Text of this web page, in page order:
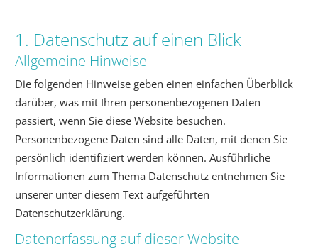
1. Datenschutz auf einen Blick
Allgemeine Hinweise
Die folgenden Hinweise geben einen einfachen Überblick
darüber, was mit Ihren personenbezogenen Daten
passiert, wenn Sie diese Website besuchen.
Personenbezogene Daten sind alle Daten, mit denen Sie
persönlich identifiziert werden können. Ausführliche
Informationen zum Thema Datenschutz entnehmen Sie
unserer unter diesem Text aufgeführten
Datenschutzerklärung.
Datenerfassung auf dieser Website